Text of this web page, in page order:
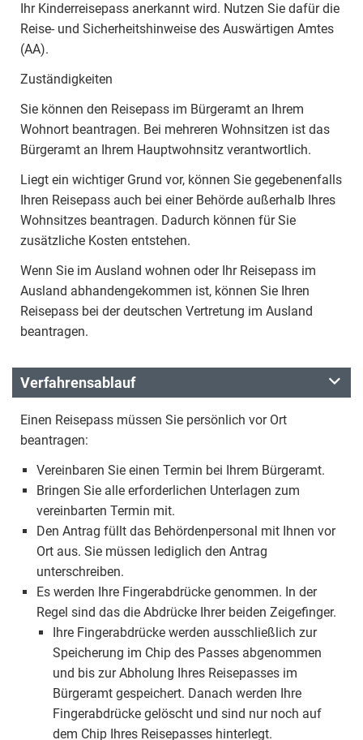
Ihr Kinderreisepass anerkannt wird. Nutzen Sie dafür die
Reise- und Sicherheitshinweise des Auswärtigen Amtes
(AA).
Zuständigkeiten
Sie können den Reisepass im Bürgeramt an Ihrem
Wohnort beantragen. Bei mehreren Wohnsitzen ist das
Bürgeramt an Ihrem Hauptwohnsitz verantwortlich.
Liegt ein wichtiger Grund vor, können Sie gegebenenfalls
Ihren Reisepass auch bei einer Behörde außerhalb Ihres
Wohnsitzes beantragen. Dadurch können für Sie
zusätzliche Kosten entstehen.
Wenn Sie im Ausland wohnen oder Ihr Reisepass im
Ausland abhandengekommen ist, können Sie Ihren
Reisepass bei der deutschen Vertretung im Ausland
beantragen.
Verfahrensablauf
Einen Reisepass müssen Sie persönlich vor Ort
beantragen:
Vereinbaren Sie einen Termin bei Ihrem Bürgeramt.
Bringen Sie alle erforderlichen Unterlagen zum
vereinbarten Termin mit.
Den Antrag füllt das Behördenpersonal mit Ihnen vor
Ort aus. Sie müssen lediglich den Antrag
unterschreiben.
Es werden Ihre Fingerabdrücke genommen. In der
Regel sind das die Abdrücke Ihrer beiden Zeigefinger.
Ihre Fingerabdrücke werden ausschließlich zur
Speicherung im Chip des Passes abgenommen
und bis zur Abholung Ihres Reisepasses im
Bürgeramt gespeichert. Danach werden Ihre
Fingerabdrücke gelöscht und sind nur noch auf
dem Chip Ihres Reisepasses hinterlegt.